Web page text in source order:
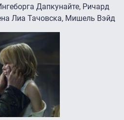
Дапкунайте, Ричард
Лиа Тачовска, Мишель Вэйд